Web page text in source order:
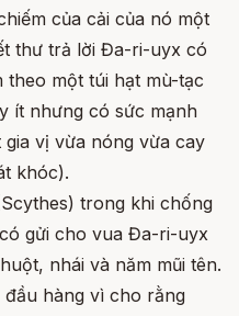
của cải của nó một
thư trả lời Đa-ri-uyx có
một túi hạt mù-tạc
ít nhưng có sức mạnh
vị vừa nóng vừa cay
khóc).
trong khi chống
gửi cho vua Đa-ri-uyx
nhái và năm mũi tên.
hàng vì cho rằng